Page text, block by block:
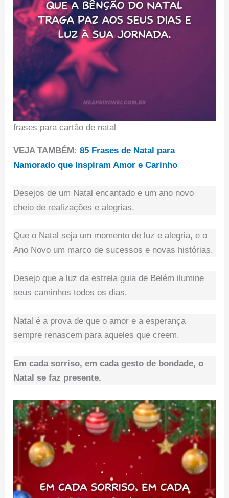
frases para cartão de natal
VEJA TAMBÉM:85 Frases de Natal para
Namorado que Inspiram Amor e Carinho
Desejos de um Natal encantado e um ano novo
cheio de realizações e alegrias.
Que o Natal seja um momento de luz e alegria, e o
Ano Novo um marco de sucessos e novas histórias.
Desejo que a luz da estrela guia de Belém ilumine
seus caminhos todos os dias.
Natal é a prova de que o amor e a esperança
sempre renascem para aqueles que creem.
Em cada sorriso, em cada gesto de bondade, o
Natal se faz presente.